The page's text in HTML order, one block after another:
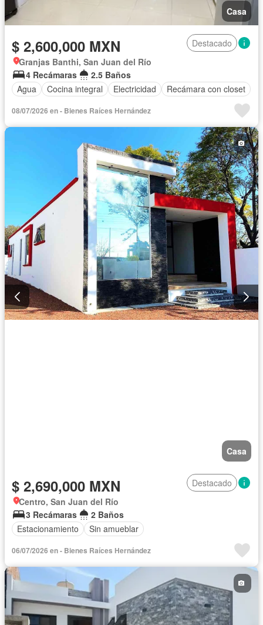
Casa
$ 2,600,000 MXN
Destacado
Granjas Banthi, San Juan del Río
4 Recámaras
2.5 Baños
Agua
Cocina integral Electricidad Recámara con closet
08/07/2026 en - Bienes Raíces Hernández
Casa
$ 2,690,000 MXN
Destacado
Centro, San Juan del Río
3 Recámaras
2 Baños
Estacionamiento
Sin amueblar
06/07/2026 en - Bienes Raíces Hernández